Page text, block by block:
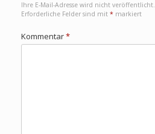
Ihre E-Mail-Adresse wird nicht veröffentlicht.
Erforderliche Felder sind mit * markiert
Kommentar*